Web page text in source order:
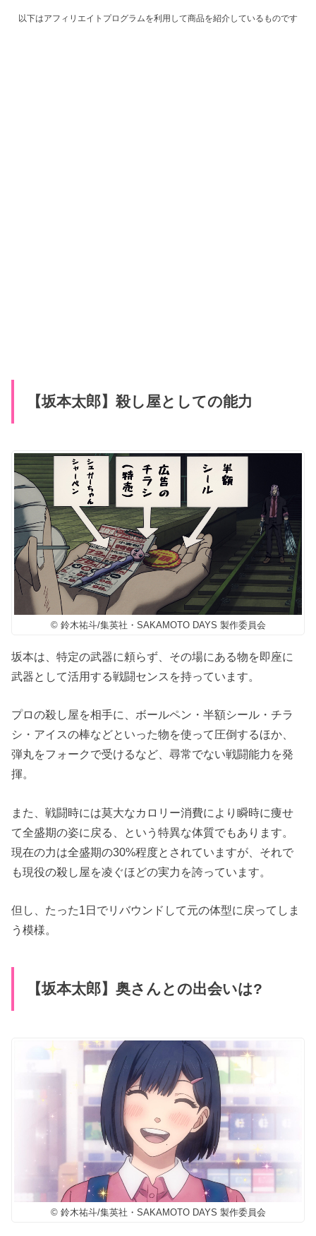
以下はアフィリエイトプログラムを利用して商品を紹介しているものです
【坂本太郎】殺し屋としての能力
© 鈴木祐斗/集英社・SAKAMOTO DAYS 製作委員会
坂本は、特定の武器に頼らず、その場にある物を即座に
武器として活用する戦闘センスを持っています。
プロの殺し屋を相手に、ボールペン・半額シール・チラ
シ・アイスの棒などといった物を使って圧倒するほか、
弾丸をフォークで受けるなど、尋常でない戦闘能力を発
揮。
また、戦闘時には莫大なカロリー消費により瞬時に痩せ
て全盛期の姿に戻る、という特異な体質でもあります。
現在の力は全盛期の30%程度とされていますが、それで
も現役の殺し屋を凌ぐほどの実力を誇っています。
但し、たった1日でリバウンドして元の体型に戻ってしま
う模様。
【坂本太郎】奥さんとの出会いは?
© 鈴木祐斗/集英社・SAKAMOTO DAYS 製作委員会